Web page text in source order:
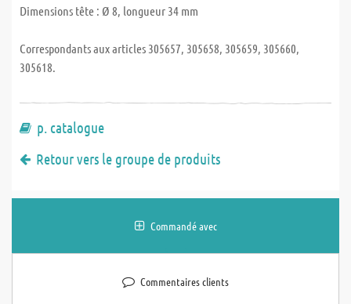
Dimensions tête : Ø 8, longueur 34 mm
Correspondants aux articles 305657, 305658, 305659, 305660,
305618.
p. catalogue
Retour vers le groupe de produits
Commandé avec
Commentaires clients